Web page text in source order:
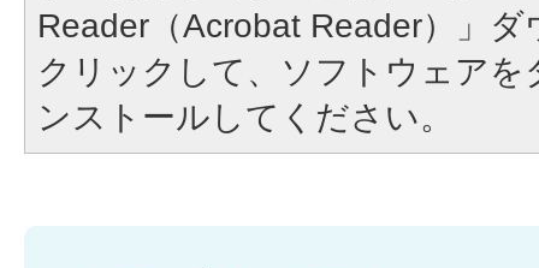
Reader（Acrobat Reader）」
クリックして、ソフトウェア
ンストールしてください。